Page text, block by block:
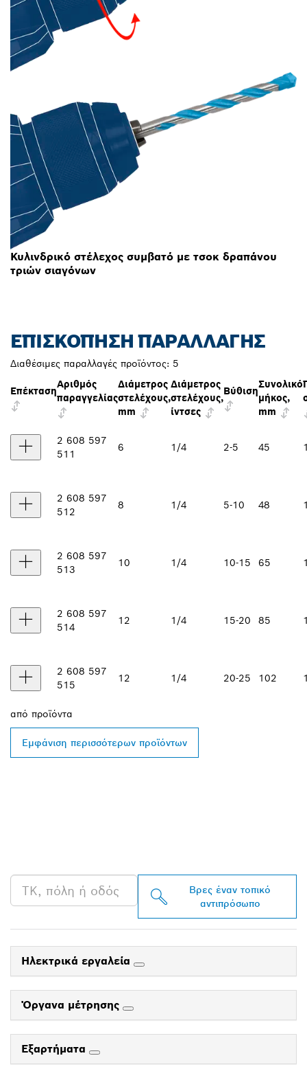
Κυλινδρικό στέλεχος συμβατό με τσοκ δραπάνου
τριών σιαγόνων
ΕΠΙΣΚΌΠΗΣΗ ΠΑΡΑΛΛΑΓΉΣ
Διαθέσιμες παραλλαγές προϊόντος: 5
Επέκταση
Αριθμός
παραγγελίας
Διάμετρος
στελέχους,
mm
Διάμετρος
στελέχους,
ίντσες
Βύθιση
Συνολικό
μήκος,
mm
2 608 597
511
6 1/4 2-5 45
2 608 597
512
8 1/4 5-10 48
2 608 597
513
10 1/4 10-15 65
2 608 597
514
12 1/4 15-20 85
2 608 597
515
12 1/4 20-25 102
από προϊόντα
Εμφάνιση περισσότερων προϊόντων
Βρες έναν τοπικό
αντιπρόσωπο
Ηλεκτρικά εργαλεία
Όργανα μέτρησης
Εξαρτήματα